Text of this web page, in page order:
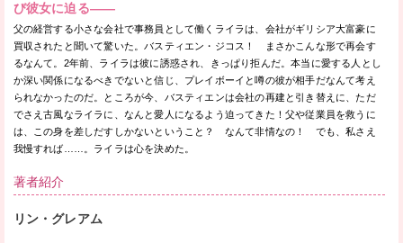
び彼女に迫る——
父の経営する小さな会社で事務員として働くライラは、会社がギリシア大富豪に
買収されたと聞いて驚いた。バスティエン・ジコス！ まさかこんな形で再会す
るなんて。2年前、ライラは彼に誘惑され、きっぱり拒んだ。本当に愛する人とし
か深い関係になるべきでないと信じ、プレイボーイと噂の彼が相手だなんて考え
られなかったのだ。ところが今、バスティエンは会社の再建と引き替えに、ただ
でさえ古風なライラに、なんと愛人になるよう迫ってきた！父や従業員を救うに
は、この身を差しだすしかないということ？ なんて非情なの！ でも、私さえ
我慢すれば……。ライラは心を決めた。
著者紹介
リン・グレアム